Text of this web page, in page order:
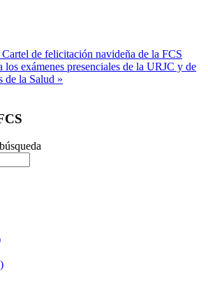
Cartel de felicitación navideña de la FCS
los exámenes presenciales de la URJC y de
de la Salud »